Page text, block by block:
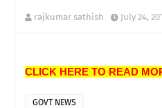
rajkumar sathish July 24,
CLICK HERE TO READ
GOVT NEWS